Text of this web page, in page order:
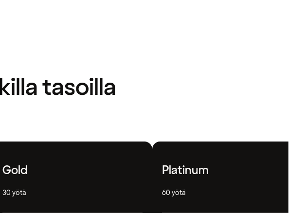
tasoilla
Gold
30 yötä
Platinum
60 yötä